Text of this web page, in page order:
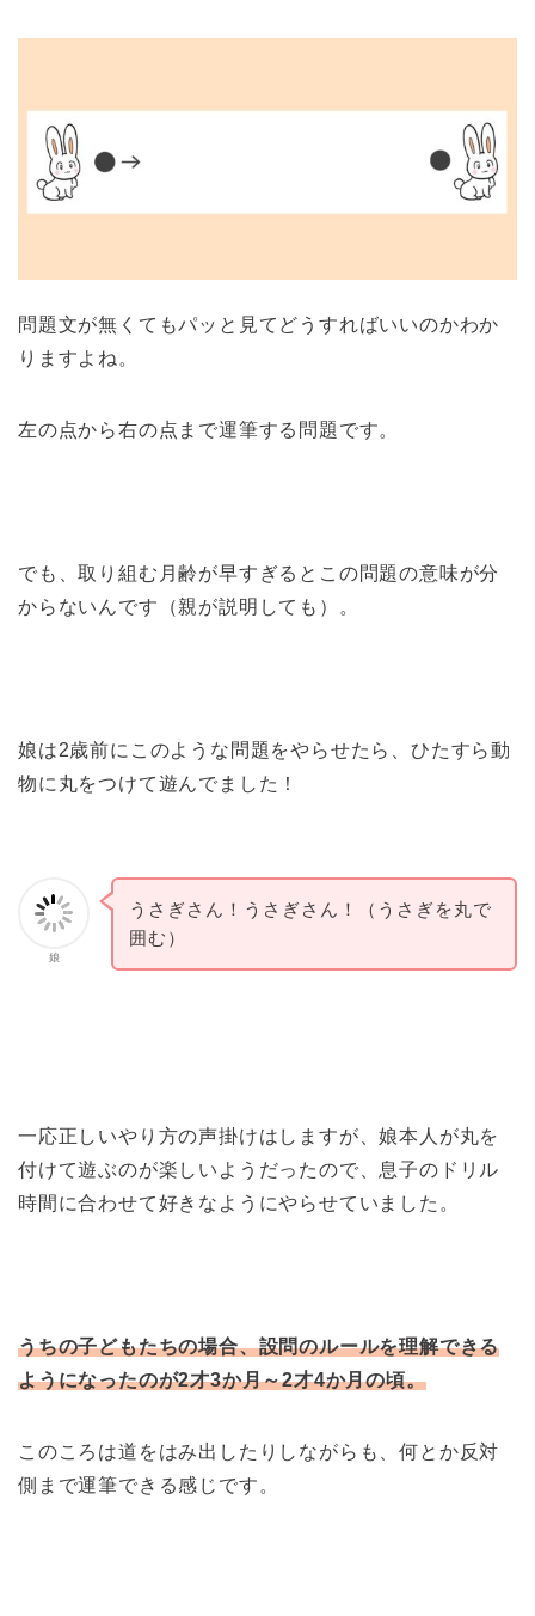
問題文が無くてもパッと見てどうすればいいのかわか
りますよね。
左の点から右の点まで運筆する問題です。
でも、取り組む月齢が早すぎるとこの問題の意味が分
からないんです（親が説明しても）。
娘は2歳前にこのような問題をやらせたら、ひたすら動
物に丸をつけて遊んでました！
娘
うさぎさん！うさぎさん！（うさぎを丸で
囲む）
一応正しいやり方の声掛けはしますが、娘本人が丸を
付けて遊ぶのが楽しいようだったので、息子のドリル
時間に合わせて好きなようにやらせていました。
うちの子どもたちの場合、設問のルールを理解できる
ようになったのが2才3か月～2才4か月の頃。
このころは道をはみ出したりしながらも、何とか反対
側まで運筆できる感じです。